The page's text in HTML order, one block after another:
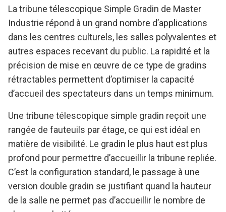
La tribune télescopique Simple Gradin de Master
Industrie répond à un grand nombre d’applications
dans les centres culturels, les salles polyvalentes et
autres espaces recevant du public. La rapidité et la
précision de mise en œuvre de ce type de gradins
rétractables permettent d’optimiser la capacité
d’accueil des spectateurs dans un temps minimum.
Une tribune télescopique simple gradin reçoit une
rangée de fauteuils par étage, ce qui est idéal en
matière de visibilité. Le gradin le plus haut est plus
profond pour permettre d’accueillir la tribune repliée.
C’est la configuration standard, le passage à une
version double gradin se justifiant quand la hauteur
de la salle ne permet pas d’accueillir le nombre de